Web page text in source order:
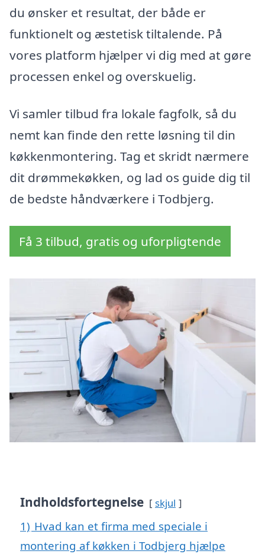
du ønsker et resultat, der både er
funktionelt og æstetisk tiltalende. På
vores platform hjælper vi dig med at gøre
processen enkel og overskuelig.
Vi samler tilbud fra lokale fagfolk, så du
nemt kan finde den rette løsning til din
køkkenmontering. Tag et skridt nærmere
dit drømmekøkken, og lad os guide dig til
de bedste håndværkere i Todbjerg.
Få 3 tilbud, gratis og uforpligtende
Indholdsfortegnelse skjul
1) Hvad kan et firma med speciale i
montering af køkken i Todbjerg hjælpe